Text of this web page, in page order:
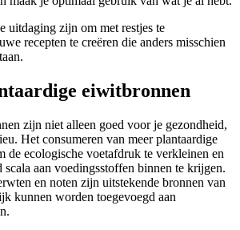
uitdaging zijn om met restjes te
recepten te creëren die anders misschien
eiwitbronnen
zijn niet alleen goed voor je gezondheid,
Het consumeren van meer plantaardige
de ecologische voetafdruk te verkleinen en
scala aan voedingsstoffen binnen te krijgen.
en noten zijn uitstekende bronnen van
kunnen worden toegevoegd aan